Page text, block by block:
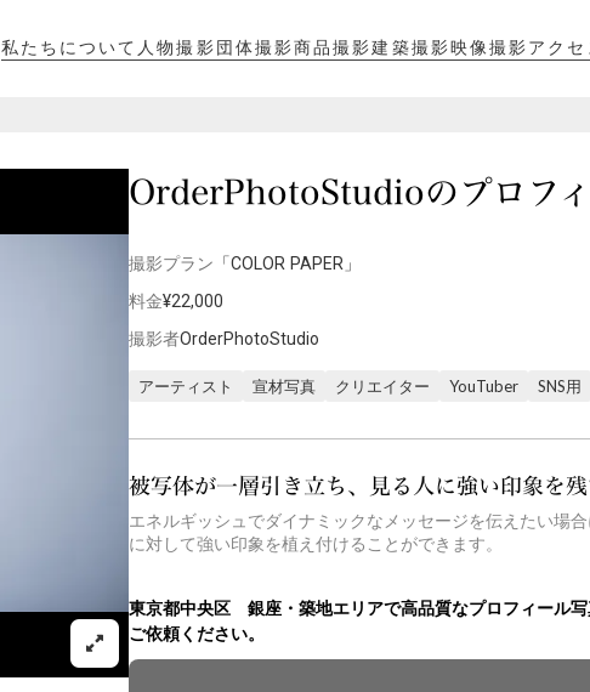
OrderPhotoStudioのプロフ
撮影プラン 「COLOR PAPER」
料金¥22,000
撮影者OrderPhotoStudio
アーティスト 宣材写真 クリエイター YouTuber SNS用
被写体が一層引き立ち、見る人に強い印象を
エネルギッシュでダイナミックなメッセージを伝えたい場
に対して強い印象を植え付けることができます。
東京都中央区 銀座・築地エリアで高品質なプロフィール
ご依頼ください。
私たちについて 人物撮影団体撮影商品撮影建築撮影映像撮影アクセ